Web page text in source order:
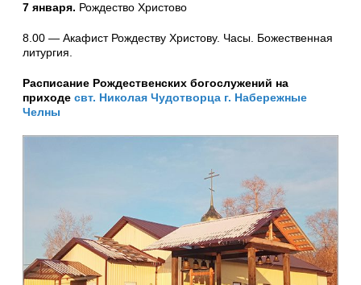
7 января. Рождество Христово
8.00 — Акафист Рождеству Христову. Часы. Божественная
литургия.
Расписание Рождественских богослужений на
приходе свт. Николая Чудотворца г. Набережные
Челны